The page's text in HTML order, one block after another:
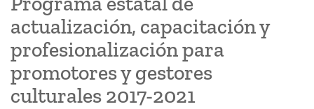
actualización, capacitación y
profesionalización para
promotores y gestores
culturales 2017-2021